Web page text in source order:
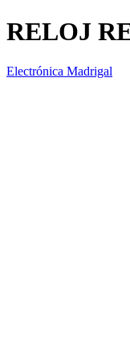
RELOJ
Electrónica Madrigal